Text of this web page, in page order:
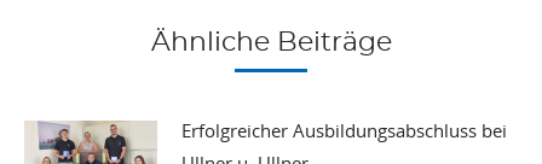
Ähnliche Beiträge
Erfolgreicher Ausbildungsabschluss bei